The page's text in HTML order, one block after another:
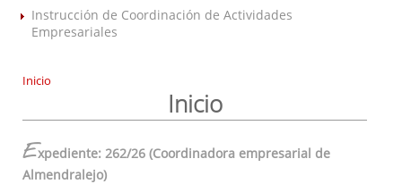
Instrucción de Coordinación de Actividades
Empresariales
Inicio
Inicio
Expediente: 262/26 (Coordinadora empresarial de
Almendralejo)